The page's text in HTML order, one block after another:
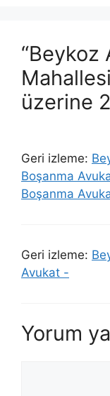
“Beykoz
üzerine
Geri izleme:
Boşanma
Boşanma
Geri izleme:
Avukat -
Yorum